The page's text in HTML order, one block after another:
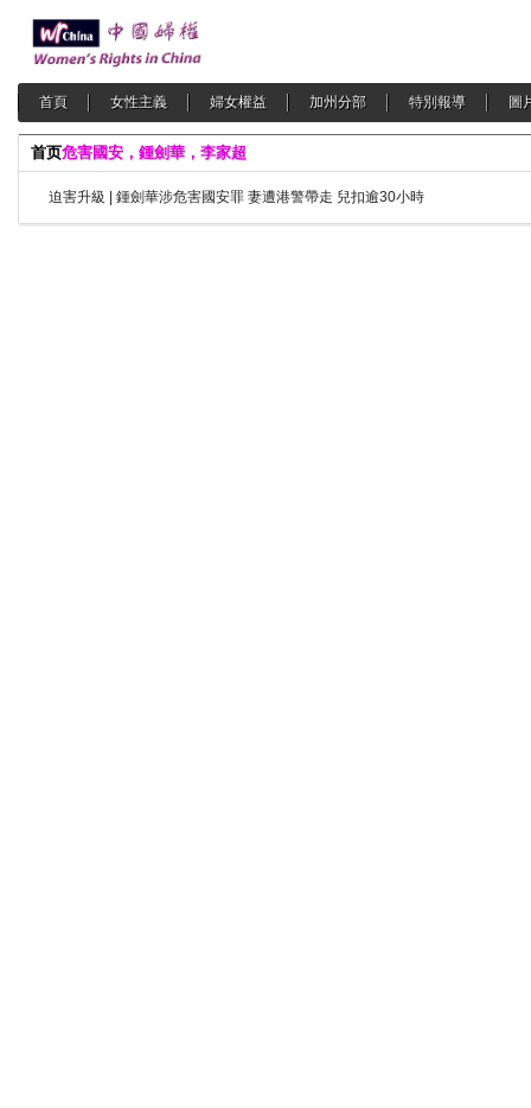
首頁 女性主義 婦女權益 加州分部 特別報導 圖
首页危害國安，鍾劍華，李家超
迫害升級 | 鍾劍華涉危害國安罪 妻遭港警帶走 兒扣逾30小時